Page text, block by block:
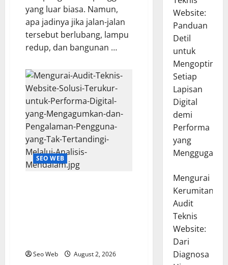
yang luar biasa. Namun,
apa jadinya jika jalan-jalan
tersebut berlubang, lampu
redup, dan bangunan …
SEO WEB
Seo Web August 2, 2026
Website:
Panduan
Detil
untuk
Setiap
Lapisan
Digital
demi
Performa
yang
Menggugah
Mengurai
Kerumitan
Audit
Teknis
Website:
Dari
Diagnosa